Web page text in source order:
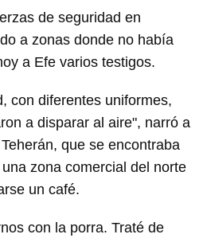
de seguridad en
a zonas donde no había
a Efe varios testigos.
con diferentes uniformes,
a disparar al aire", narró a
que se encontraba
zona comercial del norte
un café.
con la porra. Traté de